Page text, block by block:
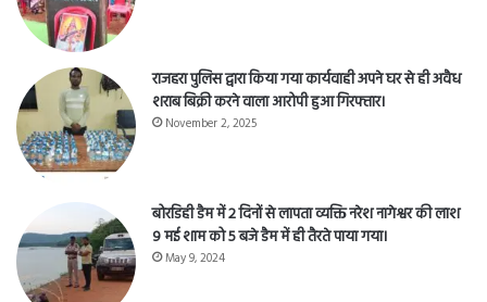
राजहरा पुलिस द्वारा किया गया कार्यवाही अपने घर से ही अवैध
शराब बिक्री करने वाला आरोपी हुआ गिरफ्तार।
November 2, 2025
बोरडिही डैम में 2 दिनों से लापता व्यक्ति नरेश नागेश्वर की लाश
9 मई शाम को 5 बजे डैम में ही तैरते पाया गया।
May 9, 2024